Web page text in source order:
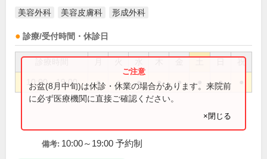
美容外科 美容皮膚科 形成外科
診療/受付時間・休診日
祝
10:00～19:00 ● ● ● ● ● ●
お盆(8月中旬)は休診・休業の場合があります。来院前
に必ず医療機関に直接ご確認ください。
×閉じる
備考: 10:00～19:00 予約制